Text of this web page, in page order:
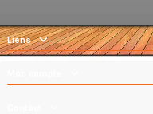
Liens